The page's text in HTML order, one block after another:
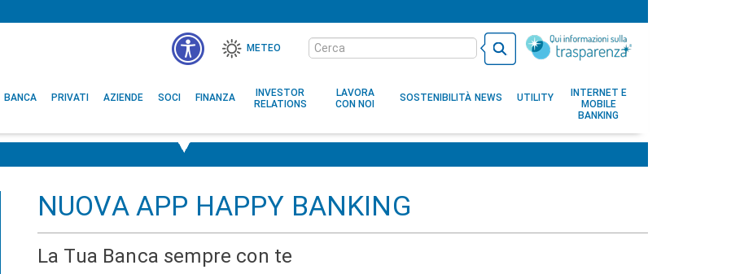
METEO
Cerca
nel
sito
BANCA PRIVATI AZIENDE SOCI FINANZA
INVESTOR
RELATIONS
LAVORA
CON NOI
SOSTENIBILITÀ NEWS UTILITY
INTERNET E
MOBILE
BANKING
NUOVA APP HAPPY BANKING
La Tua Banca sempre con te